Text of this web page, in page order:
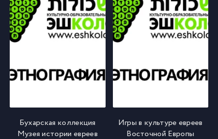
Бухарская коллекция
Музея истории евреев
Игры в культуре евреев
Восточной Европы